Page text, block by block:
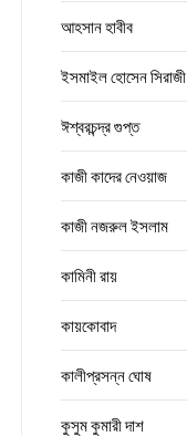
আহসান হাবীব
ইসমাইল হোসেন সিরাজী
ঈশ্বরচন্দ্র গুপ্ত
কাজী কাদের নেওয়াজ
কাজী নজরুল ইসলাম
কামিনী রায়
কায়কোবাদ
কালীপ্রসন্ন ঘোষ
কুসুম কুমারী দাশ